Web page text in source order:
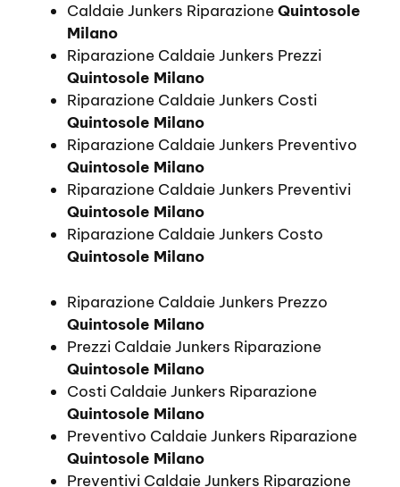
Caldaie Junkers RiparazioneQuintosole
Milano
Riparazione Caldaie Junkers Prezzi
Quintosole Milano
Riparazione Caldaie Junkers Costi
Quintosole Milano
Riparazione Caldaie Junkers Preventivo
Quintosole Milano
Riparazione Caldaie Junkers Preventivi
Quintosole Milano
Riparazione Caldaie Junkers Costo
Quintosole Milano
Riparazione Caldaie Junkers Prezzo
Quintosole Milano
Prezzi Caldaie Junkers Riparazione
Quintosole Milano
Costi Caldaie Junkers Riparazione
Quintosole Milano
Preventivo Caldaie Junkers Riparazione
Quintosole Milano
Preventivi Caldaie Junkers Riparazione